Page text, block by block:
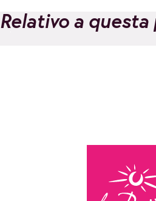
Relativo a questa